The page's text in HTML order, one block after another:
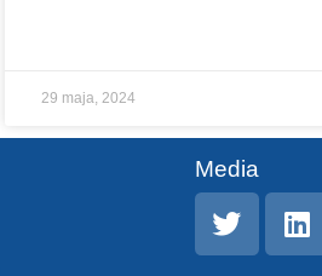
29 maja, 2024
Media